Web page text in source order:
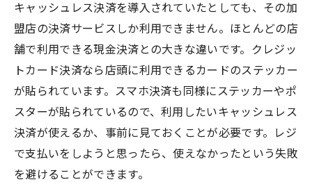
キャッシュレス決済を導入されていたとしても、その加
盟店の決済サービスしか利用できません。ほとんどの店
舗で利用できる現金決済との大きな違いです。クレジッ
トカード決済なら店頭に利用できるカードのステッカー
が貼られています。スマホ決済も同様にステッカーやポ
スターが貼られているので、利用したいキャッシュレス
決済が使えるか、事前に見ておくことが必要です。レジ
で支払いをしようと思ったら、使えなかったという失敗
を避けることができます。